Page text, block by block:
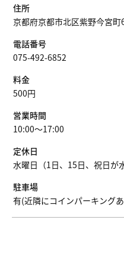
住所
京都府京都市北区紫野今宮町
電話番号
075-492-6852
料金
500円
営業時間
10:00～17:00
定休日
水曜日（1日、15日、祝日が
駐車場
有(近隣にコインパーキング